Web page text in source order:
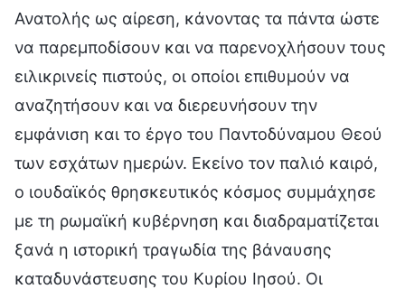
Ανατολής ως αίρεση, κάνοντας τα πάντα ώστε
να παρεμποδίσουν και να παρενοχλήσουν τους
ειλικρινείς πιστούς, οι οποίοι επιθυμούν να
αναζητήσουν και να διερευνήσουν την
εμφάνιση και το έργο του Παντοδύναμου Θεού
των εσχάτων ημερών. Εκείνο τον παλιό καιρό,
ο ιουδαϊκός θρησκευτικός κόσμος συμμάχησε
με τη ρωμαϊκή κυβέρνηση και διαδραματίζεται
ξανά η ιστορική τραγωδία της βάναυσης
καταδυνάστευσης του Κυρίου Ιησού. Οι